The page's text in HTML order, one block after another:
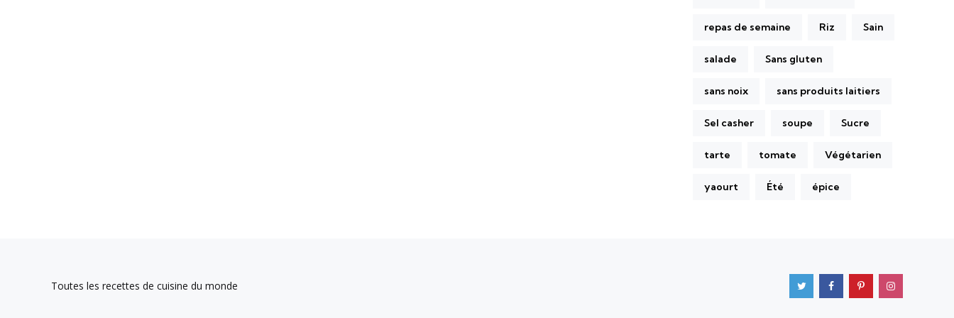
repas de semaine Riz Sain
salade Sans gluten
sans noix sans produits laitiers
Sel casher soupe Sucre
tarte tomate Végétarien
yaourt Été épice
Toutes les recettes de cuisine du monde